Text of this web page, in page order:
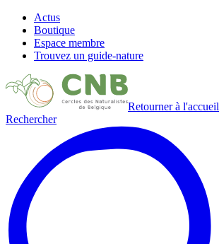
Actus
Boutique
Espace membre
Trouvez un guide-nature
Retourner à l'accueil
Rechercher